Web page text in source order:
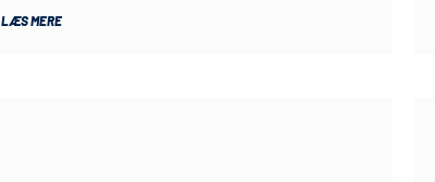
LÆS MERE